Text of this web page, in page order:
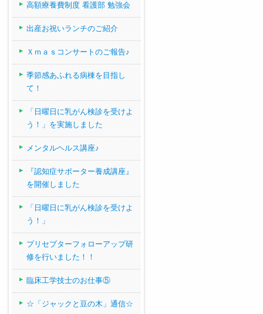
高額療養費制度 看護部 勉強会
出産お祝いランチのご紹介
Ｘｍａｓコンサートのご報告♪
季節感あふれる病棟を目指し
て！
「日曜日に乳がん検診を受けよ
う！」を実施しました
メンタルヘルス講座♪
『認知症サポーター養成講座』
を開催しました
「日曜日に乳がん検診を受けよ
う！」
プリセプターフォローアップ研
修を行いました！！
臨床工学技士のお仕事⑤
☆「ジャックと豆の木」通信☆